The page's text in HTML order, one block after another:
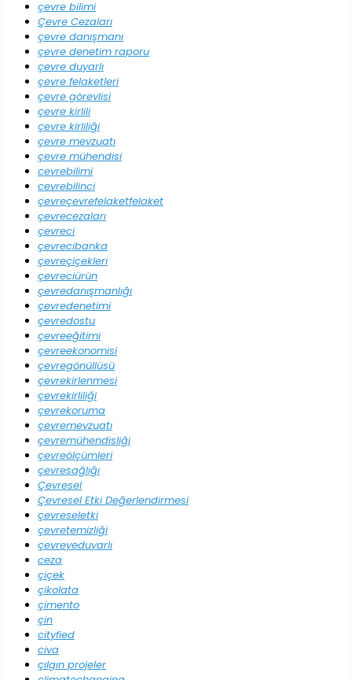
çevre bilimi
Çevre Cezaları
çevre danışmanı
çevre denetim raporu
çevre duyarlı
çevre felaketleri
çevre görevlisi
çevre kirlili
çevre kirliliği
çevre mevzuatı
çevre mühendisi
cevrebilimi
cevrebilinci
çevreçevrefelaketfelaket
çevrecezaları
çevreci
çevrecibanka
çevreçiçekleri
çevreciürün
çevredanışmanlığı
çevredenetimi
çevredostu
çevreeğitimi
çevreekonomisi
çevregönüllüsü
çevrekirlenmesi
çevrekirliliği
çevrekoruma
çevremevzuatı
çevremühendisliği
çevreölçümleri
çevresağlığı
Çevresel
Çevresel Etki Değerlendirmesi
çevreseletki
çevretemizliği
çevreyeduyarlı
ceza
çiçek
çikolata
çimento
çin
cityfied
civa
çılgın projeler